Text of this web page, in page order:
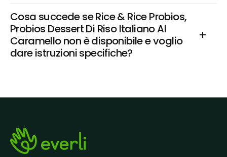
Cosa succede se Rice & Rice Probios,
Probios Dessert Di Riso Italiano Al
Caramello non è disponibile e voglio
dare istruzioni specifiche?